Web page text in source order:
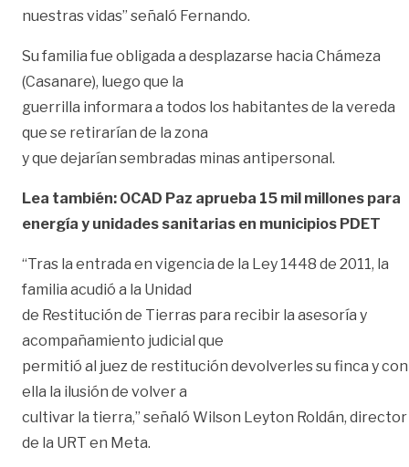
nuestras vidas” señaló Fernando.
Su familia fue obligada a desplazarse hacia Chámeza
(Casanare), luego que la
guerrilla informara a todos los habitantes de la vereda
que se retirarían de la zona
y que dejarían sembradas minas antipersonal.
Lea también: OCAD Paz aprueba 15 mil millones para
energía y unidades sanitarias en municipios PDET
“Tras la entrada en vigencia de la Ley 1448 de 2011, la
familia acudió a la Unidad
de Restitución de Tierras para recibir la asesoría y
acompañamiento judicial que
permitió al juez de restitución devolverles su finca y con
ella la ilusión de volver a
cultivar la tierra,” señaló Wilson Leyton Roldán, director
de la URT en Meta.